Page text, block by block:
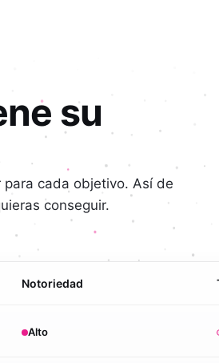
su
para cada objetivo. Así de
conseguir.
Notoriedad
Alto